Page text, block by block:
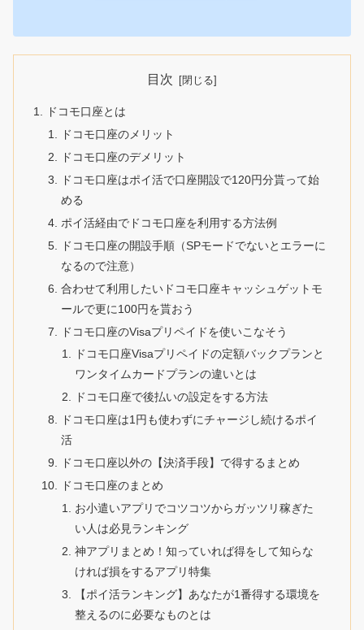
目次
ドコモ口座とは
ドコモ口座のメリット
ドコモ口座のデメリット
ドコモ口座はポイ活で口座開設で120円分貰って始
める
ポイ活経由でドコモ口座を利用する方法例
ドコモ口座の開設手順（SPモードでないとエラーに
なるので注意）
合わせて利用したいドコモ口座キャッシュゲットモ
ールで更に100円を貰おう
ドコモ口座のVisaプリペイドを使いこなそう
ドコモ口座Visaプリペイドの定額バックプランと
ワンタイムカードプランの違いとは
ドコモ口座で後払いの設定をする方法
ドコモ口座は1円も使わずにチャージし続けるポイ
活
ドコモ口座以外の【決済手段】で得するまとめ
ドコモ口座のまとめ
お小遣いアプリでコツコツからガッツリ稼ぎた
い人は必見ランキング
神アプリまとめ！知っていれば得をして知らな
ければ損をするアプリ特集
【ポイ活ランキング】あなたが1番得する環境を
整えるのに必要なものとは